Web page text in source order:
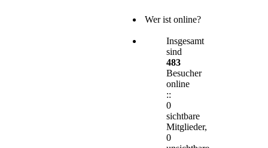
Wer ist online?
Insgesamt
sind
483
Besucher
online
::
0
sichtbare
Mitglieder,
0